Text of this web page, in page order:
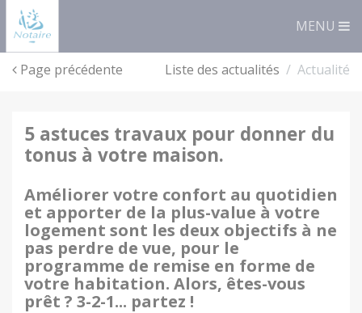
MENU
Page précédente Liste des actualités Actualité
5 astuces travaux pour donner du
tonus à votre maison.
Améliorer votre confort au quotidien
et apporter de la plus-value à votre
logement sont les deux objectifs à ne
pas perdre de vue, pour le
programme de remise en forme de
votre habitation. Alors, êtes-vous
prêt ? 3-2-1... partez !
Panneau de gestion des cookies